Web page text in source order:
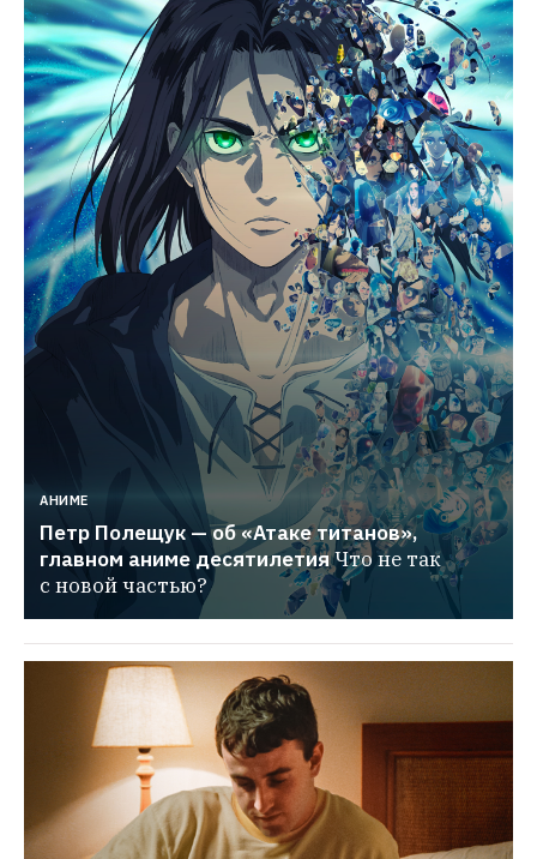
АНИМЕ
Петр Полещук — об «Атаке титанов»,
главном аниме десятилетияЧто не так
с новой частью?